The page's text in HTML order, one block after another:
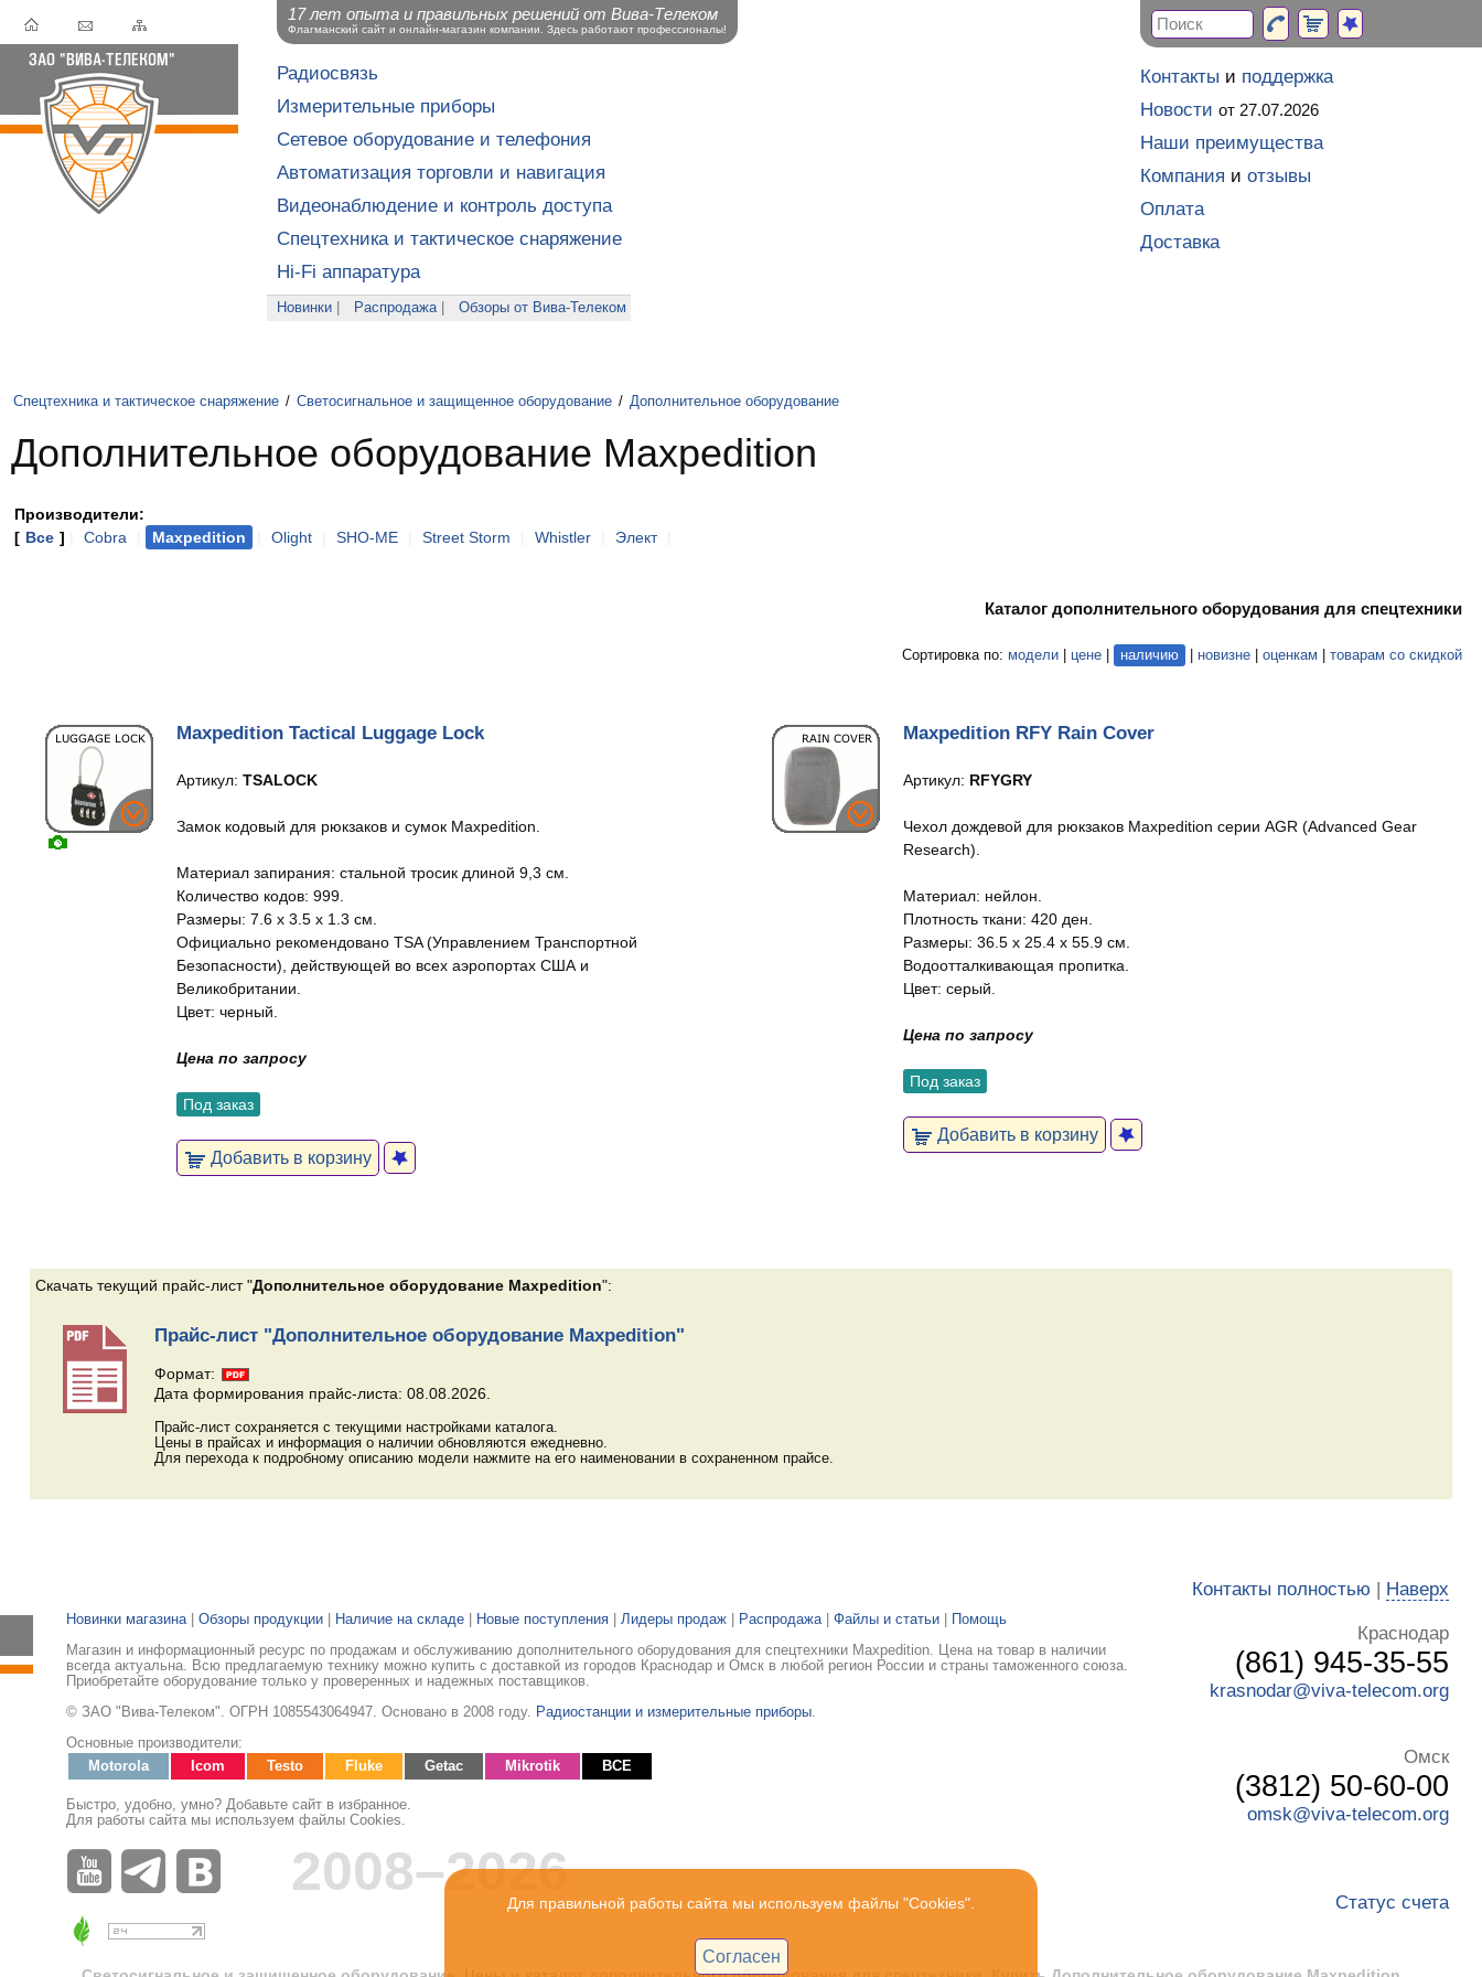
Радиосвязь
Измерительные приборы
Сетевое оборудование и телефония
Автоматизация торговли и навигация
Видеонаблюдение и контроль доступа
Спецтехника и тактическое снаряжение
Hi-Fi аппаратура
Новинки Распродажа| Обзоры от Вива-Телеком
Спецтехника и тактическое снаряжение / Светосигнальное и защищенное оборудование / Дополнительное оборудование
Дополнительное оборудование Maxpedition
Производители:
[ Все ] Cobra Maxpedition Olight SHO-ME Street Storm Whistler Элект
Каталог дополнительного оборудования для спецтехники
Сортировка по: модели цене наличию новизне оценкам товарам со скидкой
Maxpedition Tactical Luggage Lock
Артикул:TSALOCK
Замок кодовый для рюкзаков и сумок Maxpedition.
Материал запирания: стальной тросик длиной 9,3 см.
Количество кодов: 999.
Размеры: 7.6 x 3.5 x 1.3 см.
Официально рекомендовано TSA (Управлением Транспортной
Безопасности), действующей во всех аэропортах США и
Великобритании.
Цвет: черный.
Цена по запросу
Под заказ
Добавить в корзину
Maxpedition RFY Rain Cover
Артикул: RFYGRY
Чехол дождевой для рюкзаков Maxpedition серии AGR (Advanced Gear
Research).
Материал: нейлон.
Плотность ткани: 420 ден.
Размеры: 36.5 x 25.4 x 55.9 см.
Водоотталкивающая пропитка.
Цвет: серый.
Цена по запросу
Под заказ
Добавить в корзину
Скачать текущий прайс-лист "Дополнительное оборудование Maxpedition":
Прайс-лист "Дополнительное оборудование Maxpedition"
Формат:
Дата формирования прайс-листа: 08.08.2026.
Прайс-лист сохраняется с текущими настройками каталога.
Цены в прайсах и информация о наличии обновляются ежедневно.
Для перехода к подробному описанию модели нажмите на его наименовании в сохраненном прайсе.
Новинки магазина| Обзоры продукции Наличие на складе Новые поступления Лидеры продаж Распродажа| Файлы и статьи
Помощь
Магазин и информационный ресурс по продажам и обслуживанию дополнительного оборудования для спецтехники Maxpedition. Цена на товар в наличии
всегда актуальна. Всю предлагаемую технику можно купить с доставкой из городов Краснодар и Омск в любой регион России и страны таможенного союза.
Приобретайте оборудование только у проверенных и надежных поставщиков.
© ЗАО "Вива-Телеком". ОГРН 1085543064947. Основано в 2008 году. Радиостанции и измерительные приборы.
Основные производители:
Motorola
Icom Testo Fluke Getac Mikrotik ВСЕ
Быстро, удобно, умно? Добавьте сайт в избранное.
Для работы сайта мы используем файлы Cookies.
2008–2026
Контакты полностью Наверх
Краснодар
(861) 945-35-55
krasnodar@viva-telecom.org
Омск
(3812) 50-60-00
omsk@viva-telecom.org
Статус счета
Контакты и поддержка
Новости от 27.07.2026
Наши преимущества
Компания и отзывы
Оплата
Доставка
Для правильной работы сайта мы используем файлы "Cookies".
Согласен
17 лет опыта и правильных решений от Вива-Телеком
Флагманский сайт и онлайн-магазин компании. Здесь работают профессионалы!